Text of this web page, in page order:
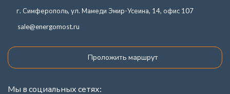
г. Симферополь, ул. Мамеди Эмир-Усеина, 14, офис 107
sale@energomost.ru
Проложить маршрут
Мы в социальных сетях: